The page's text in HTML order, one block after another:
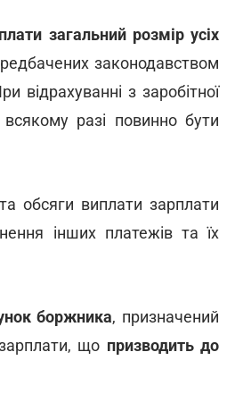
загальний розмір усіх
законодавством
відрахуванні з заробітної
разі повинно бути
обсяги виплати зарплати
інших платежів та їх
боржника, призначений
що призводить до